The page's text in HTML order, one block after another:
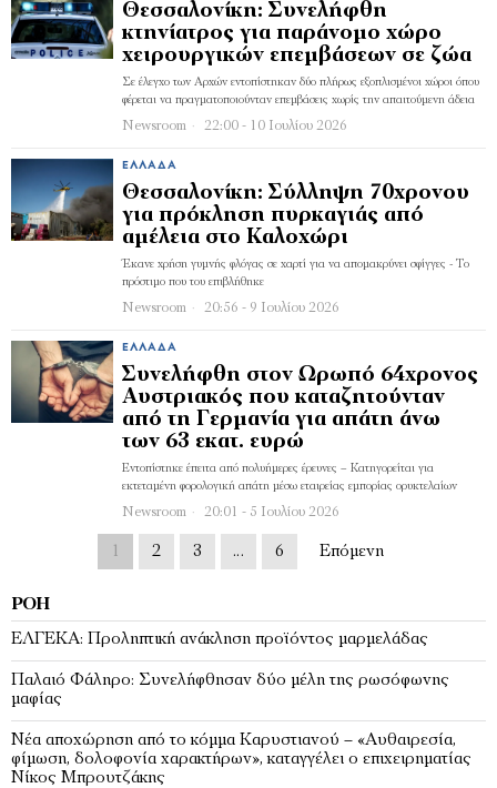
Θεσσαλονίκη: Συνελήφθη
κτηνίατρος για παράνομο χώρο
χειρουργικών επεμβάσεων σε ζώα
Σε έλεγχο των Αρχών εντοπίστηκαν δύο πλήρως εξοπλισμένοι χώροι όπου
φέρεται να πραγματοποιούνταν επεμβάσεις χωρίς την απαιτούμενη άδεια
Newsroom 22:00 - 10 Ιουλίου 2026
ΕΛΛΆΔΑ
Θεσσαλονίκη: Σύλληψη 70χρονου
για πρόκληση πυρκαγιάς από
αμέλεια στο Καλοχώρι
Έκανε χρήση γυμνής φλόγας σε χαρτί για να απομακρύνει σφίγγες - Το
πρόστιμο που του επιβλήθηκε
Newsroom 20:56 - 9 Ιουλίου 2026
ΕΛΛΆΔΑ
Συνελήφθη στον Ωρωπό 64χρονος
Αυστριακός που καταζητούνταν
από τη Γερμανία για απάτη άνω
των 63 εκατ. ευρώ
Εντοπίστηκε έπειτα από πολυήμερες έρευνες – Κατηγορείται για
εκτεταμένη φορολογική απάτη μέσω εταιρείας εμπορίας ορυκτελαίων
Newsroom 20:01 - 5 Ιουλίου 2026
1 2 3 … 6 Επόμενη
ΡΟΉ
ΕΛΓΕΚΑ: Προληπτική ανάκληση προϊόντος μαρμελάδας
Παλαιό Φάληρο: Συνελήφθησαν δύο μέλη της ρωσόφωνης
μαφίας
Νέα αποχώρηση από το κόμμα Καρυστιανού – «Αυθαιρεσία,
φίμωση, δολοφονία χαρακτήρων», καταγγέλει ο επιχειρηματίας
Νίκος Μπρουτζάκης